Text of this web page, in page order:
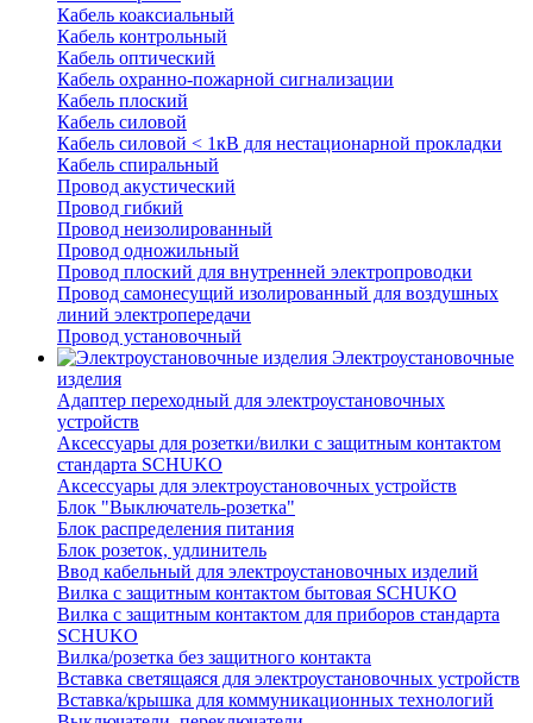
Кабель коаксиальный
Кабель контрольный
Кабель оптический
Кабель охранно-пожарной сигнализации
Кабель плоский
Кабель силовой
Кабель силовой < 1кВ для нестационарной прокладки
Кабель спиральный
Провод акустический
Провод гибкий
Провод неизолированный
Провод одножильный
Провод плоский для внутренней электропроводки
Провод самонесущий изолированный для воздушных
линий электропередачи
Провод установочный
Электроустановочные
изделия
Адаптер переходный для электроустановочных
устройств
Аксессуары для розетки/вилки с защитным контактом
стандарта SCHUKO
Аксессуары для электроустановочных устройств
Блок "Выключатель-розетка"
Блок распределения питания
Блок розеток, удлинитель
Ввод кабельный для электроустановочных изделий
Вилка с защитным контактом бытовая SCHUKO
Вилка с защитным контактом для приборов стандарта
SCHUKO
Вилка/розетка без защитного контакта
Вставка светящаяся для электроустановочных устройств
Вставка/крышка для коммуникационных технологий